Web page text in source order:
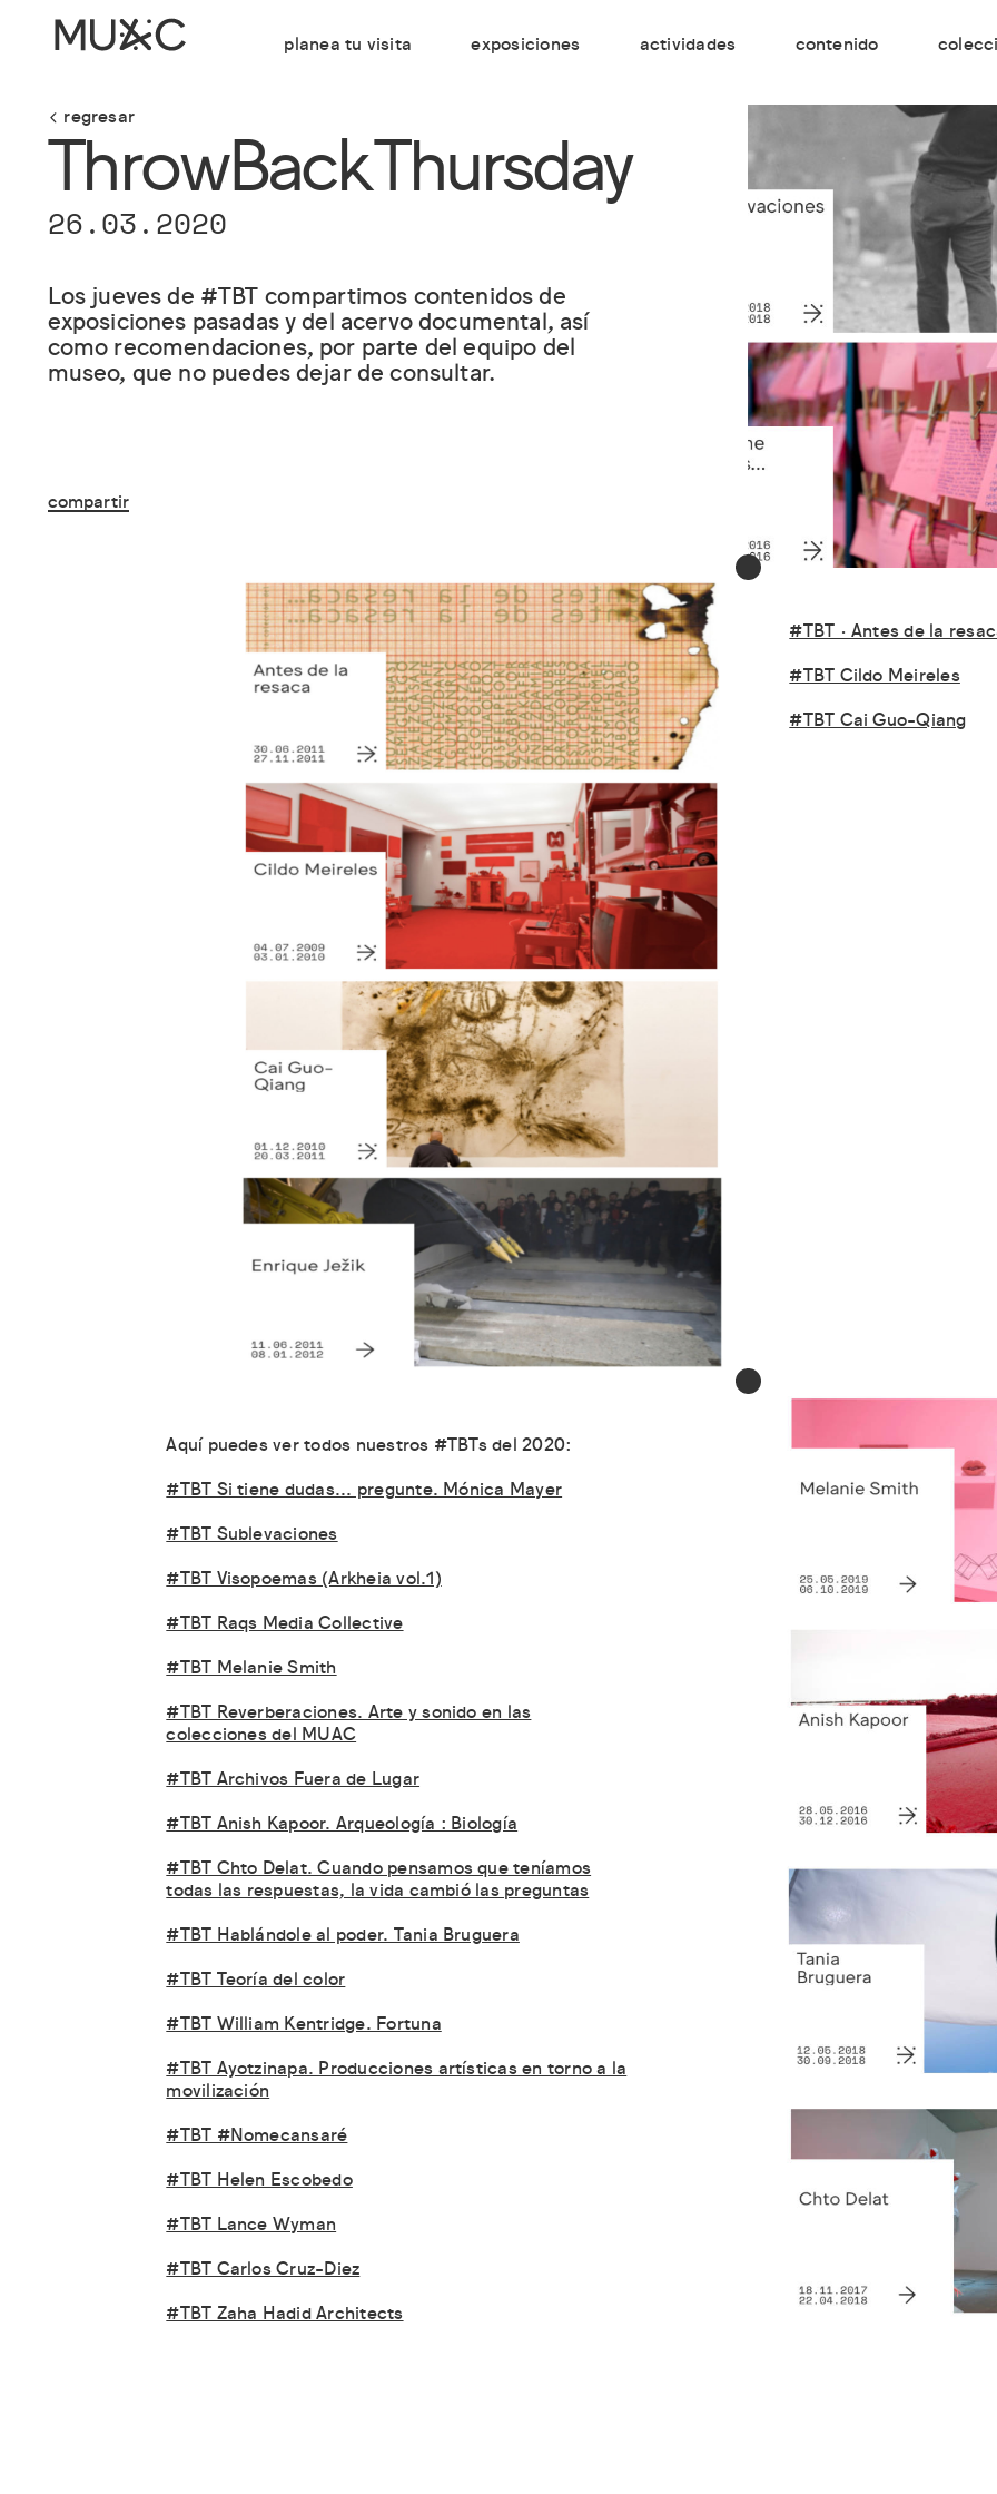
planea tu visita exposiciones actividades contenido
regresar
ThrowBackThursday
26.03.2020
Los jueves de #TBT compartimos contenidos de
exposiciones pasadas y del acervo documental, así
como recomendaciones, por parte del equipo del
museo, que no puedes dejar de consultar.
compartir
#TBT · Antes de la
#TBT Cildo Meireles
#TBT Cai Guo-Qiang
Aquí puedes ver todos nuestros #TBTs del 2020:
#TBT Si tiene dudas... pregunte. Mónica Mayer
#TBT Sublevaciones
#TBT Visopoemas (Arkheia vol.1)
#TBT Raqs Media Collective
#TBT Melanie Smith
#TBT Reverberaciones. Arte y sonido en las
colecciones del MUAC
#TBT Archivos Fuera de Lugar
#TBT Anish Kapoor. Arqueología : Biología
#TBT Chto Delat. Cuando pensamos que teníamos
todas las respuestas, la vida cambió las preguntas
#TBT Hablándole al poder. Tania Bruguera
#TBT Teoría del color
#TBT William Kentridge. Fortuna
#TBT Ayotzinapa. Producciones artísticas en torno a la
movilización
#TBT #Nomecansaré
#TBT Helen Escobedo
#TBT Lance Wyman
#TBT Carlos Cruz-Diez
#TBT Zaha Hadid Architects